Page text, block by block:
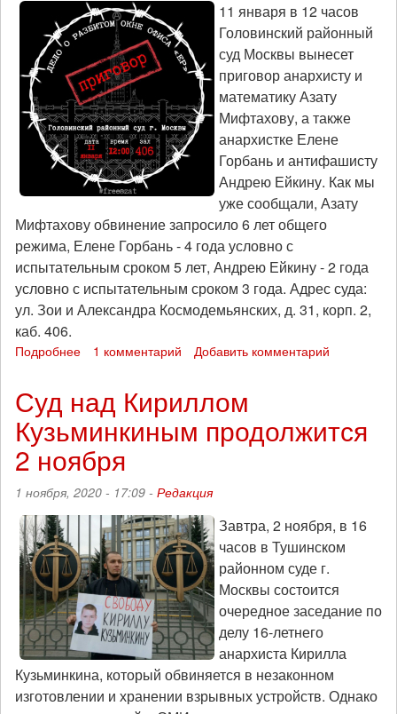
11 января в 12 часов
Головинский районный
суд Москвы вынесет
приговор анархисту и
математику Азату
Мифтахову, а также
анархистке Елене
Горбань и антифашисту
Андрею Ейкину. Как мы
уже сообщали, Азату
Мифтахову обвинение запросило 6 лет общего
режима, Елене Горбань - 4 года условно с
испытательным сроком 5 лет, Андрею Ейкину - 2 года
условно с испытательным сроком 3 года. Адрес суда:
ул. Зои и Александра Космодемьянских, д. 31, корп. 2,
каб. 406.
Подробнее
будет
вынесен
приговор
Азату
Мифтахову
1 комментарий Добавить комментарий
Суд над Кириллом
Кузьминкиным продолжится
2 ноября
1 ноября, 2020 - 17:09 - Редакция
Завтра, 2 ноября, в 16
часов в Тушинском
районном суде г.
Москвы состоится
очередное заседание по
делу 16-летнего
анархиста Кирилла
Кузьминкина, который обвиняется в незаконном
изготовлении и хранении взрывных устройств. Однако